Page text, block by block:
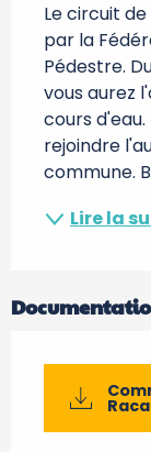
Le circuit de
par la
Pédestre.
vous aurez
cours
rejoindre
commune.
Lire la